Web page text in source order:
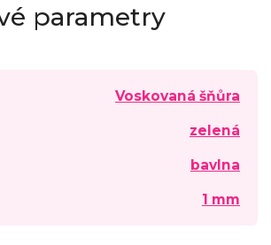
parametry
Voskovaná šňůra
zelená
bavlna
1 mm